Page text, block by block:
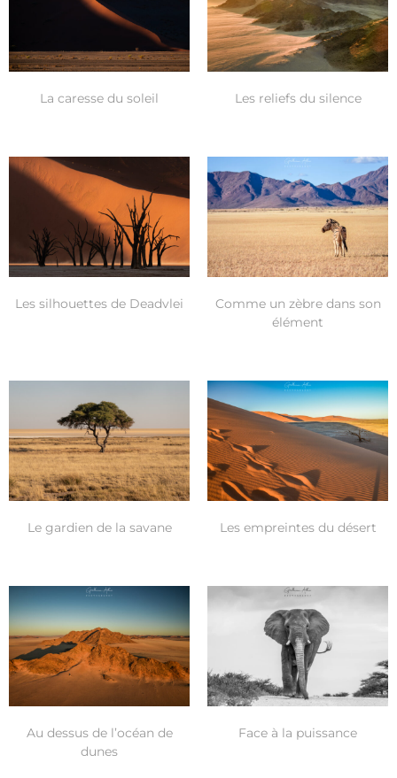
La caresse du soleil Les reliefs du silence
Les silhouettes de Deadvlei
Comme un zèbre dans son
élément
Le gardien de la savane Les empreintes du désert
Au dessus de l’océan de
dunes
Face à la puissance